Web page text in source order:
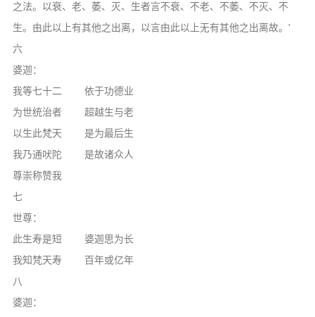
之法。以衰、老、萎、灭、生者言不衰、不老、不萎、不灭、不
生。由此以上有其他之出离，以言由此以上无有其他之出离故。'
六
婆迦：
我等七十二 依于功德业
为世统治者 超越生与老
以生此梵天 是为最后生
我乃通吠陀 是故诸众人
尊崇称赞我
七
世尊：
此生寿是短 婆迦思为长
我知梵天寿 百年或亿年
八
婆迦：